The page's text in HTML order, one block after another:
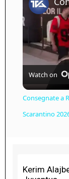
Watch on
Consegnate a
Scarantino
Kerim